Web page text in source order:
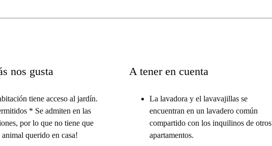
nos gusta
tiene acceso al jardín.
* Se admiten en las
por lo que no tiene que
animal querido en casa!
A tener en cuenta
La lavadora y el lavavajillas se
encuentran en un lavadero común
compartido con los inquilinos de otros
apartamentos.